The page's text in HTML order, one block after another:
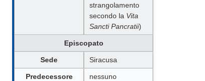
strangolamento
secondo la Vita
Sancti Pancratii)
Episcopato
Sede Siracusa
Predecessore
nessuno